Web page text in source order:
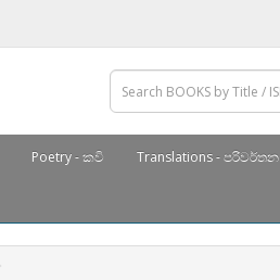
Poetry - කවි Translations - පරිවර්තන